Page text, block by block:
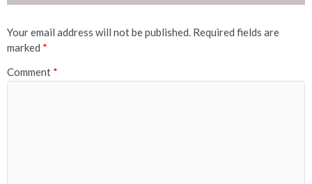
Your email address will not be published. Required fields are
marked *
Comment *